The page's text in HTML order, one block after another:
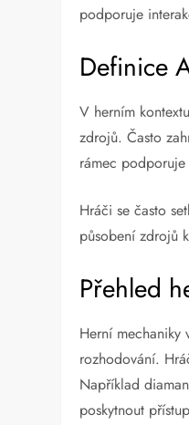
podporuje
Definice
V herním
zdrojů. Často
rámec
Hráči se často
působení zdrojů
Přehled
Herní
rozhodování.
Například
poskytnout